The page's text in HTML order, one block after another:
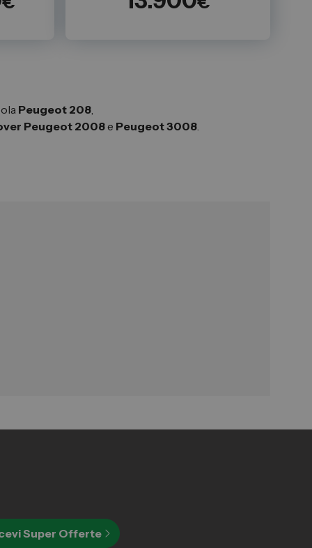
Peugeot 208,
Peugeot 2008 e Peugeot3008.
Super Offerte